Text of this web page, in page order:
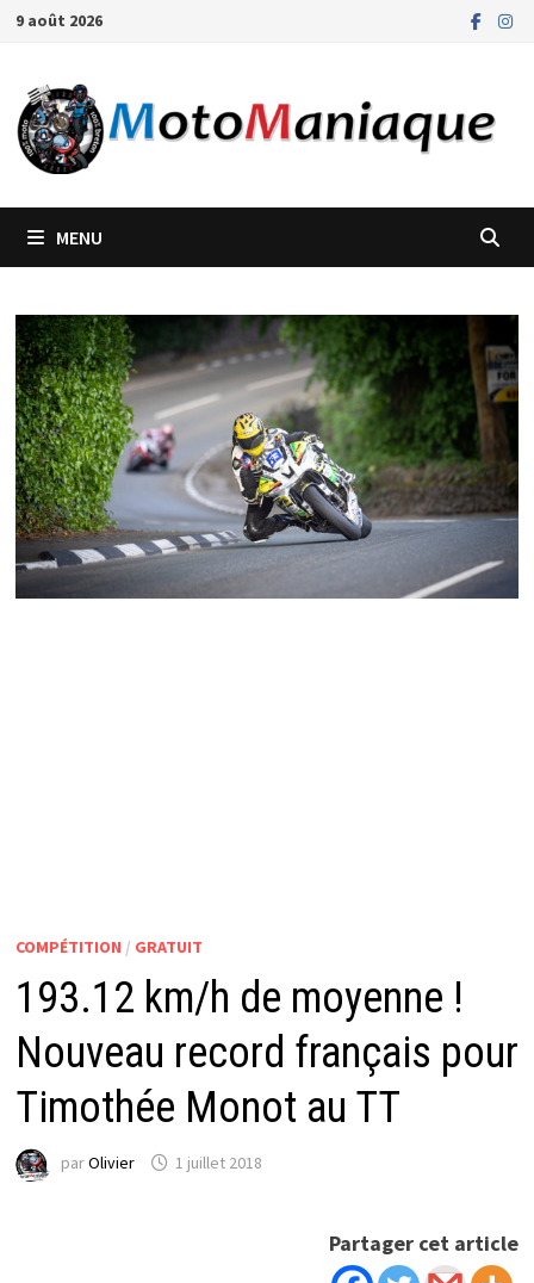
Passer
contenu
9 août 2026
MENU
COMPÉTITION / GRATUIT
193.12 km/h de moyenne !
Nouveau record français pour
Timothée Monot au TT
parOlivier 1 juillet 2018
Partager cet article